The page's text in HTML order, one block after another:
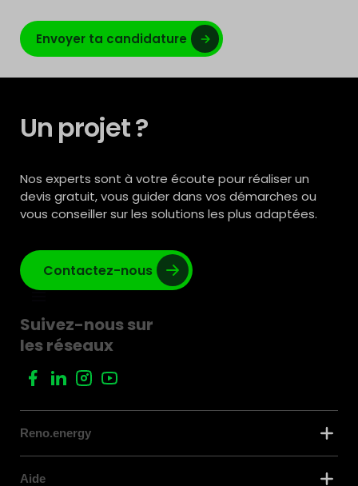
Envoyer ta candidature
Un projet ?
Nos experts sont à votre écoute pour réaliser un
devis gratuit, vous guider dans vos démarches ou
vous conseiller sur les solutions les plus adaptées.
Contactez-nous
Suivez-nous sur
les réseaux
Reno.energy
Aide